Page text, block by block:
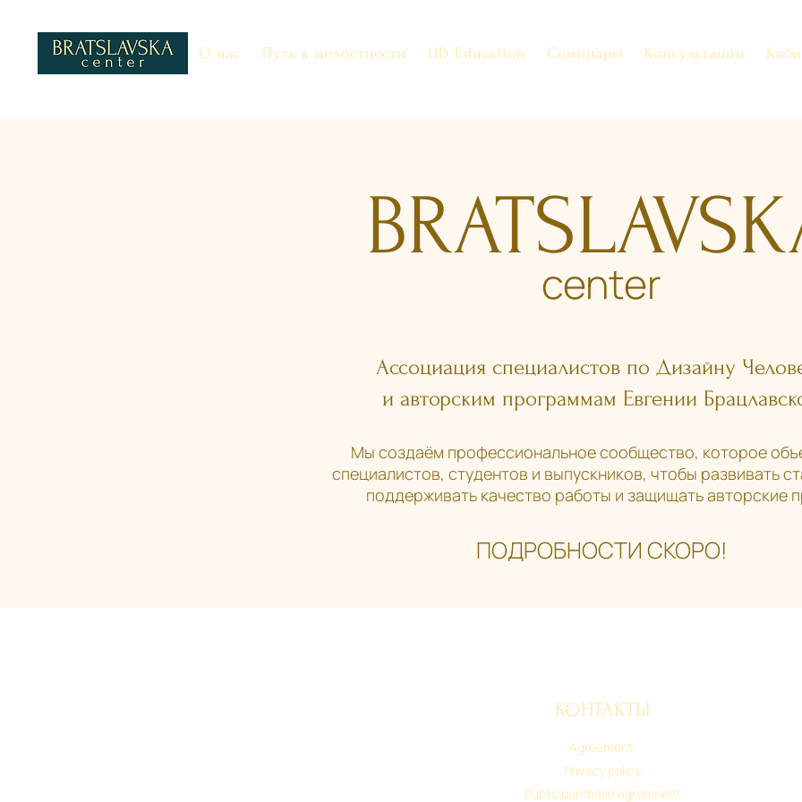
О нас Путь к целостности HD Education Семинары Консультации
center
Ассоциация специалистов по Дизайну
и авторским программам Евгении
Мы создаём профессиональное сообщество, которое
специалистов, студентов и выпускников, чтобы развивать
поддерживать качество работы и защищать авторские
ПОДРОБНОСТИ СКОРО!
КОНТАКТЫ
Agreement
Privacy policy
Public purchase agreement